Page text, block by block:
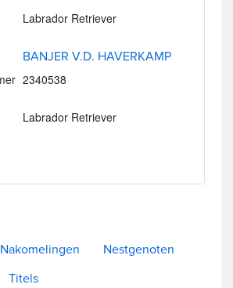
Labrador Retriever
BANJER V.D. HAVERKAMP
2340538
Labrador Retriever
Nakomelingen Nestgenoten
Titels